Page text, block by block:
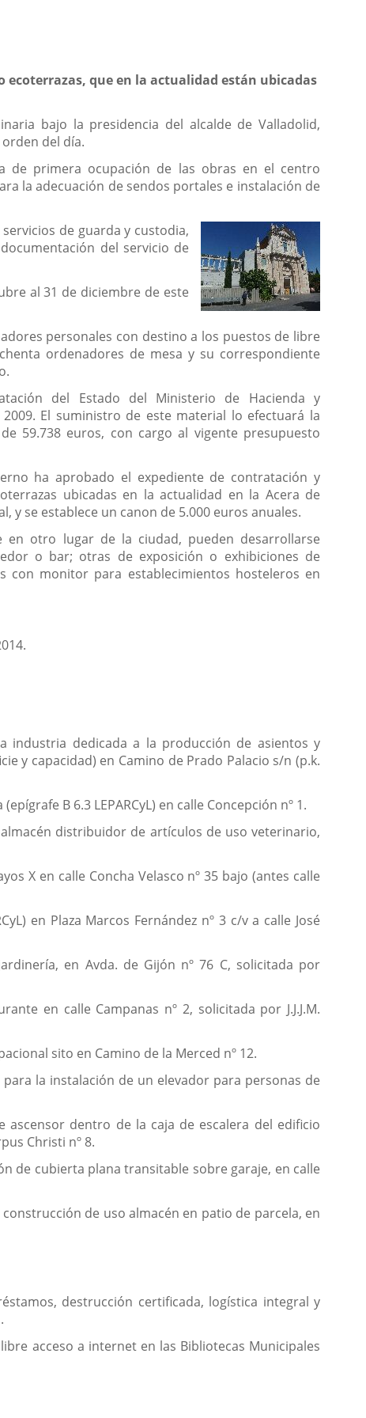
ecoterrazas, que en la actualidad están ubicadas
bajo la presidencia del alcalde de Valladolid,
del día.
de primera ocupación de las obras en el centro
la adecuación de sendos portales e instalación de
de guarda y custodia,
del servicio de
al 31 de diciembre de este
personales con destino a los puestos de libre
ordenadores de mesa y su correspondiente
del Estado del Ministerio de Hacienda y
El suministro de este material lo efectuará la
59.738 euros, con cargo al vigente presupuesto
ha aprobado el expediente de contratación y
ubicadas en la actualidad en la Acera de
y se establece un canon de 5.000 euros anuales.
en otro lugar de la ciudad, pueden desarrollarse
o bar; otras de exposición o exhibiciones de
con monitor para establecimientos hosteleros en
industria dedicada a la producción de asientos y
y capacidad) en Camino de Prado Palacio s/n (p.k.
B 6.3 LEPARCyL) en calle Concepción nº 1.
distribuidor de artículos de uso veterinario,
X en calle Concha Velasco nº 35 bajo (antes calle
en Plaza Marcos Fernández nº 3 c/v a calle José
en Avda. de Gijón nº 76 C, solicitada por
en calle Campanas nº 2, solicitada por J.J.J.M.
sito en Camino de la Merced nº 12.
la instalación de un elevador para personas de
dentro de la caja de escalera del edificio
Christi nº 8.
de cubierta plana transitable sobre garaje, en calle
de uso almacén en patio de parcela, en
destrucción certificada, logística integral y
acceso a internet en las Bibliotecas Municipales